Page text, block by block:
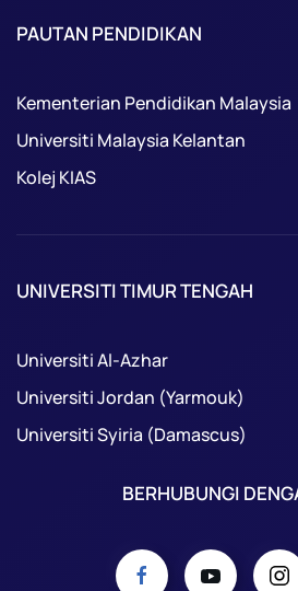
PAUTAN PENDIDIKAN
Kementerian Pendidikan Malaysia
Universiti Malaysia Kelantan
Kolej KIAS
UNIVERSITI TIMUR TENGAH
Universiti Al-Azhar
Universiti Jordan (Yarmouk)
Universiti Syiria (Damascus)
BERHUBUNGI